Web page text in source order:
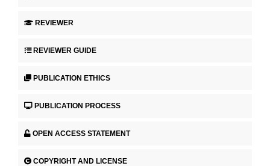
REVIEWER
REVIEWER GUIDE
PUBLICATION ETHICS
PUBLICATION PROCESS
OPEN ACCESS STATEMENT
COPYRIGHT AND LICENSE